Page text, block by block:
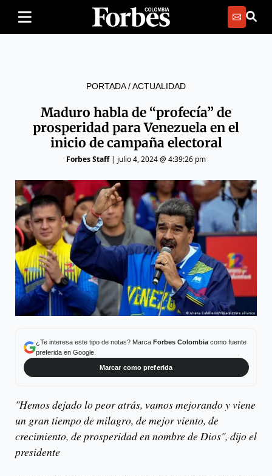
PORTADA/ACTUALIDAD
Maduro habla de “profecía” de
prosperidad para Venezuela en el
inicio de campaña electoral
Forbes Staff| julio 4, 2024 @ 4:39:26 pm
¿Te interesa este tipo de notas? Marca Forbes Colombiacomo fuente
preferida en Google.
Marcar como preferida
"Hemos dejado lo peor atrás, vamos mejorando y viene
un gran tiempo de milagro, de mejor viento, de
crecimiento, de prosperidad en nombre de Dios", dijo el
presidente